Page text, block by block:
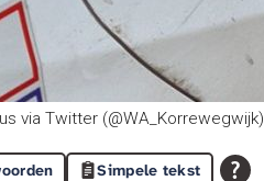
via Twitter (@WA_Korrewegwijk)
Simpele tekst